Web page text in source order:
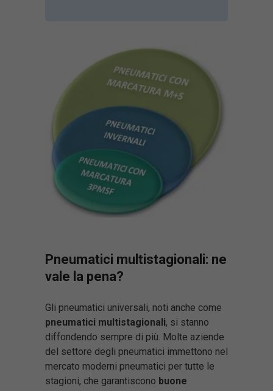
Pneumatici multistagionali: ne
vale la pena?
Gli pneumatici universali, noti anche come
pneumatici multistagionali, si stanno
diffondendo sempre di più. Molte aziende
del settore degli pneumatici immettono nel
mercato moderni pneumatici per tutte le
stagioni, che garantiscono buone